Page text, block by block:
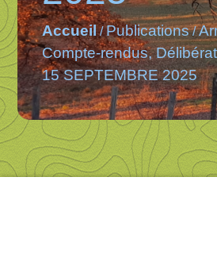
Accueil/Publications/
Compte-rendus,
15 SEPTEMBRE 2025